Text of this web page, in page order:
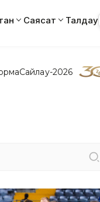
Саясат Талдау
Сайлау-2026